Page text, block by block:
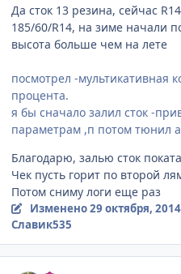
Да сток 13 резина, сейчас
185/60/R14, на зиме начали
высота больше чем на лете
посмотрел -мультикативная
процента.
я бы сначало залил сток -
параметрам ,п потом тюнил
Благодарю, залью сток
Чек пусть горит по второй
Потом сниму логи еще раз
Изменено29 октября, 2014
Славик535